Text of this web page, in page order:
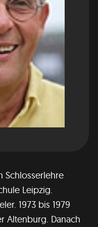
Schlosserlehre
Leipzig.
1973 bis 1979
Altenburg. Danach